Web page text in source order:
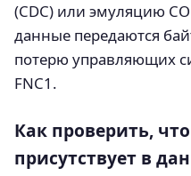
(CDC) или эмуляцию
данные передаются
потерю управляющих
FNC1.
Как проверить,
присутствует в